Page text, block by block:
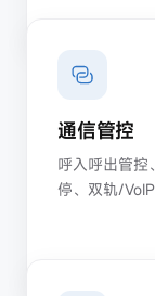
通信管控
呼入呼出管控
停、双轨/